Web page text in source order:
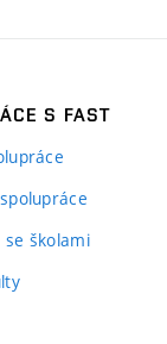
S FAST
se školami